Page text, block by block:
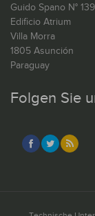
Guido Spano N°
Edificio Atrium
Villa Morra
1805 Asunción
Paraguay
Folgen Sie